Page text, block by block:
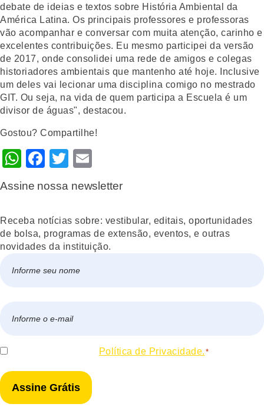
debate de ideias e textos sobre História Ambiental da
América Latina. Os principais professores e professoras
vão acompanhar e conversar com muita atenção, carinho e
excelentes contribuições. Eu mesmo participei da versão
de 2017, onde consolidei uma rede de amigos e colegas
historiadores ambientais que mantenho até hoje. Inclusive
um deles vai lecionar uma disciplina comigo no mestrado
GIT. Ou seja, na vida de quem participa a Escuela é um
divisor de águas", destacou.
Gostou? Compartilhe!
WhatsApp
Facebook
Twitter
Assine nossa newsletter
Receba notícias sobre: vestibular, editais, oportunidades
de bolsa, programas de extensão, eventos, e outras
novidades da instituição.
mail
Consentir Política de Privacidade. *